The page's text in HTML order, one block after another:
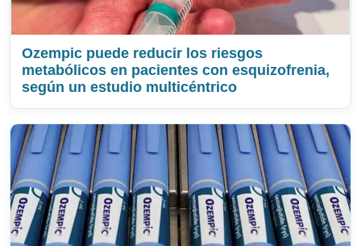
Ozempic puede reducir los riesgos
metabólicos en pacientes con esquizofrenia,
según un estudio multicéntrico